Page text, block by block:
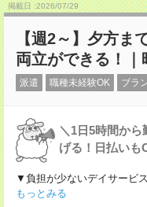
掲載日 :2026/07/29
【週2～】夕方ま
両立ができる！
派遣 職種未経験OK ブラ
＼1日5時間か
げる！日払いも
▼負担が少ないデイサービ
もっとみる